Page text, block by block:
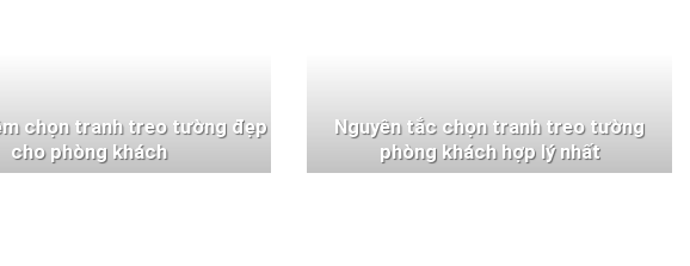
chọn tranh treo tường đẹp
cho phòng khách
Nguyên tắc chọn tranh treo tường
phòng khách hợp lý nhất